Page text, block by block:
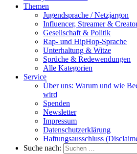
Themen
Jugendsprache / Netzjargon
Influencer, Streamer &
Gesellschaft & Politik
Rap- und HipHop-Sprache
Unterhaltung & Witze
Sprüche & Redewendungen
Alle Kategorien
Service
Über uns: Warum und wie
wird
Spenden
Newsletter
Impressum
Datenschutzerklärung
Haftungsausschluss
Suche nach: